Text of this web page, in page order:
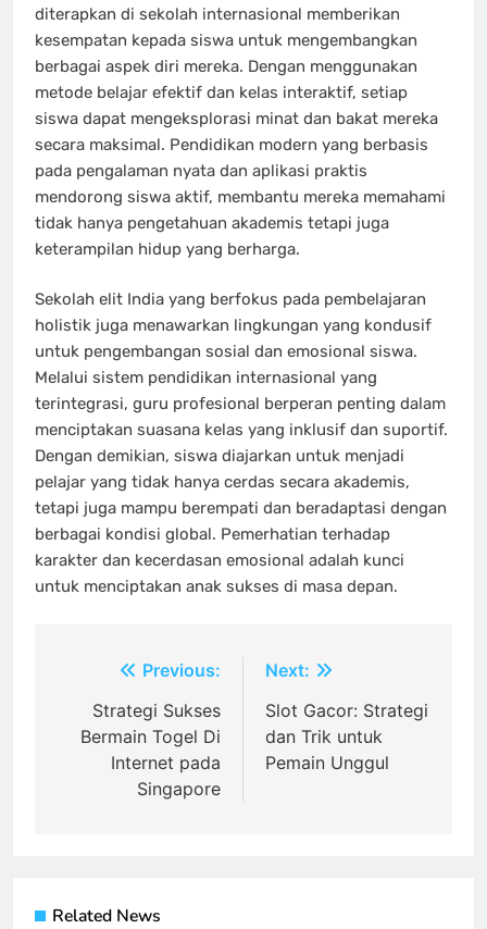
diterapkan di sekolah internasional memberikan
kesempatan kepada siswa untuk mengembangkan
berbagai aspek diri mereka. Dengan menggunakan
metode belajar efektif dan kelas interaktif, setiap
siswa dapat mengeksplorasi minat dan bakat mereka
secara maksimal. Pendidikan modern yang berbasis
pada pengalaman nyata dan aplikasi praktis
mendorong siswa aktif, membantu mereka memahami
tidak hanya pengetahuan akademis tetapi juga
keterampilan hidup yang berharga.
Sekolah elit India yang berfokus pada pembelajaran
holistik juga menawarkan lingkungan yang kondusif
untuk pengembangan sosial dan emosional siswa.
Melalui sistem pendidikan internasional yang
terintegrasi, guru profesional berperan penting dalam
menciptakan suasana kelas yang inklusif dan suportif.
Dengan demikian, siswa diajarkan untuk menjadi
pelajar yang tidak hanya cerdas secara akademis,
tetapi juga mampu berempati dan beradaptasi dengan
berbagai kondisi global. Pemerhatian terhadap
karakter dan kecerdasan emosional adalah kunci
untuk menciptakan anak sukses di masa depan.
navigation
Previous:
Strategi Sukses
Bermain Togel Di
Internet pada
Singapore
Next:
Slot Gacor: Strategi
dan Trik untuk
Pemain Unggul
Related News